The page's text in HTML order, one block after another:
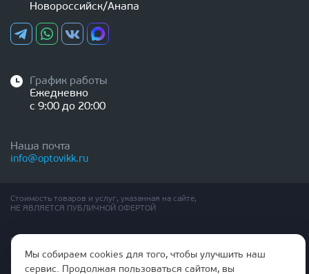
Новороссийск/Анапа
График работы
Ежедневно
с 9:00 до 20:00
Наша почта
info@optovikk.ru
Стоимость товаров и услуг, указанная на сайте,
НЕ ЯВЛЯЕТСЯ ПУБЛИЧНОЙ ОФЕРТОЙ
Правила эксплутации входных и межкомнатных дверей
Политика обработки персональных данных
Согласие на обработку персональных данных
Мы собираем cookies для того, чтобы улучшить наш
сервис. Продолжая пользоваться сайтом, вы